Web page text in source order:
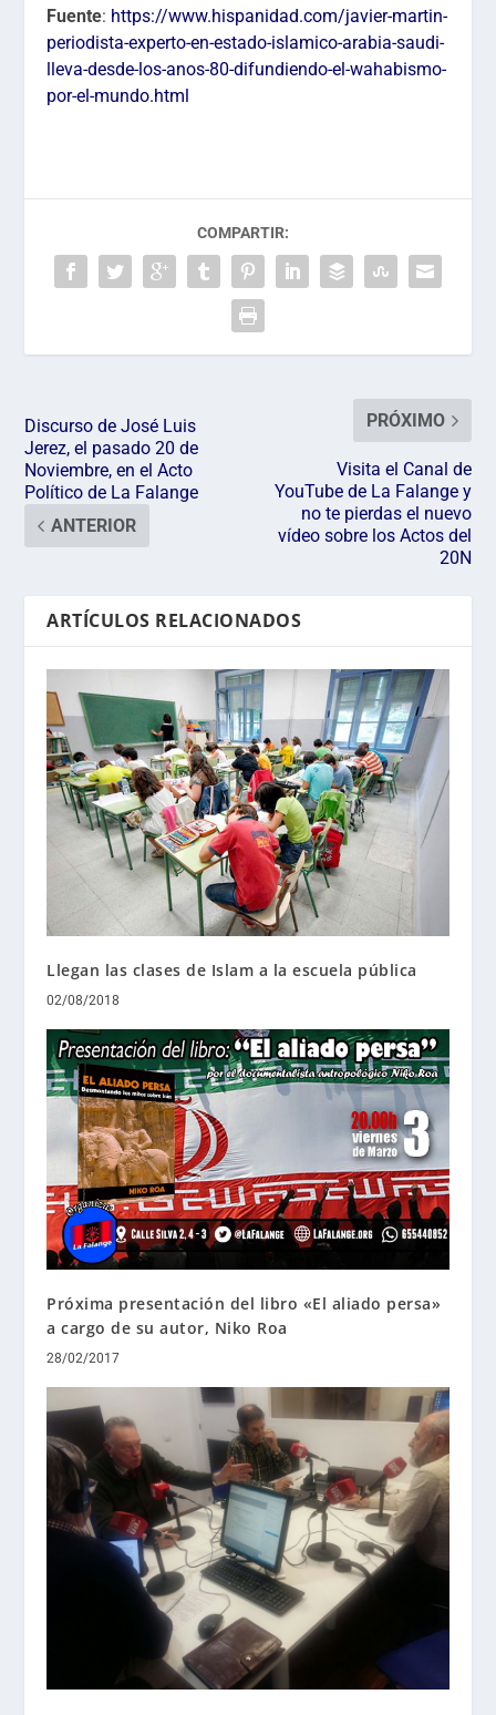
Fuente: https://www.hispanidad.com/javier-martin-
periodista-experto-en-estado-islamico-arabia-saudi-
lleva-desde-los-anos-80-difundiendo-el-wahabismo-
por-el-mundo.html
COMPARTIR:
Discurso de José Luis
Jerez, el pasado 20 de
Noviembre, en el Acto
Político de La Falange
ANTERIOR
PRÓXIMO
Visita el Canal de
YouTube de La Falange y
no te pierdas el nuevo
vídeo sobre los Actos del
20N
ARTÍCULOS RELACIONADOS
Llegan las clases de Islam a la escuela pública
02/08/2018
Próxima presentación del libro «El aliado persa»
a cargo de su autor, Niko Roa
28/02/2017